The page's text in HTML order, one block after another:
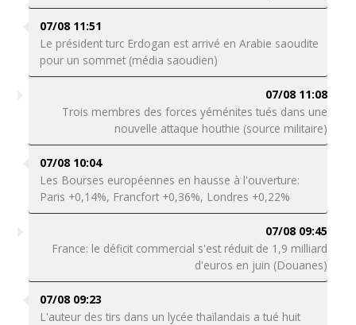
07/08 11:51
Le président turc Erdogan est arrivé en Arabie saoudite
pour un sommet (média saoudien)
07/08 11:08
Trois membres des forces yéménites tués dans une
nouvelle attaque houthie (source militaire)
07/08 10:04
Les Bourses européennes en hausse à l'ouverture:
Paris +0,14%, Francfort +0,36%, Londres +0,22%
07/08 09:45
France: le déficit commercial s'est réduit de 1,9 milliard
d'euros en juin (Douanes)
07/08 09:23
L'auteur des tirs dans un lycée thaïlandais a tué huit